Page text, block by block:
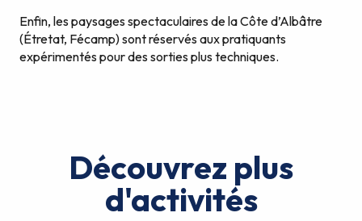
Enfin, les paysages spectaculaires de la Côte d’Albâtre
(Étretat, Fécamp) sont réservés aux pratiquants
expérimentés pour des sorties plus techniques.
Découvrez plus
d'activités